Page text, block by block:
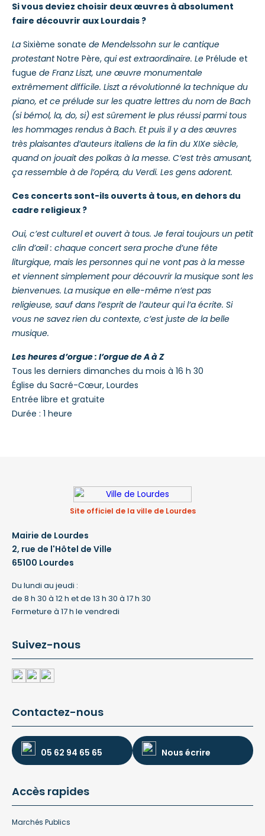
Si vous deviez choisir deux œuvres à absolument
faire découvrir aux Lourdais ?
La Sixième sonate de Mendelssohn sur le cantique
protestantNotre Père, qui est extraordinaire. Le Prélude et
fugue de Franz Liszt, une œuvre monumentale
extrêmement difficile. Liszt a révolutionné la technique du
piano, et ce prélude sur les quatre lettres du nom de Bach
(si bémol, la, do, si) est sûrement le plus réussi parmi tous
les hommages rendus à Bach. Et puis il y a des œuvres
très plaisantes d’auteurs italiens de la fin du XIXe siècle,
quand on jouait des polkas à la messe. C’est très amusant,
ça ressemble à de l’opéra, du Verdi. Les gens adorent.
Ces concerts sont-ils ouverts à tous, en dehors du
cadre religieux ?
Oui, c’est culturel et ouvert à tous. Je ferai toujours un petit
clin d’œil : chaque concert sera proche d’une fête
liturgique, mais les personnes qui ne vont pas à la messe
et viennent simplement pour découvrir la musique sont les
bienvenues. La musique en elle-même n’est pas
religieuse, sauf dans l’esprit de l’auteur qui l’a écrite. Si
vous ne savez rien du contexte, c’est juste de la belle
musique.
Les heures d’orgue : l’orgue de A à Z
Tous les derniers dimanches du mois à 16 h 30
Église du Sacré-Cœur, Lourdes
Entrée libre et gratuite
Durée : 1 heure
Site officiel de la ville de Lourdes
Mairie de Lourdes
2, rue de l'Hôtel de Ville
65100 Lourdes
Du lundi au jeudi :
de 8 h 30 à 12 h et de 13 h 30 à 17 h 30
Fermeture à 17 h le vendredi
Suivez-nous
Contactez-nous
05 62 94 65 65 Nous écrire
Accès rapides
Marchés Publics